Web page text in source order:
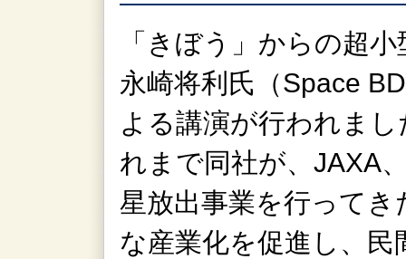
「きぼう」からの超
永崎将利氏（Space
よる講演が行われま
れまで同社が、JAXA
星放出事業を行って
な産業化を促進し、